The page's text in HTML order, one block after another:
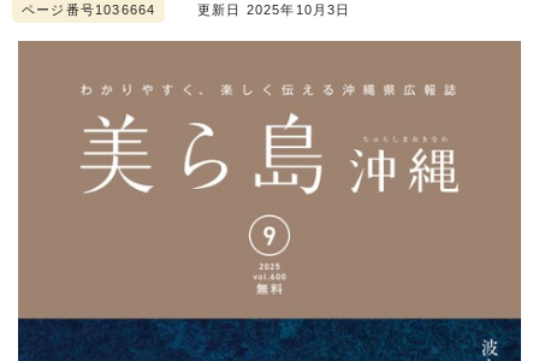
ページ番号1036664 更新日 2025年10月3日